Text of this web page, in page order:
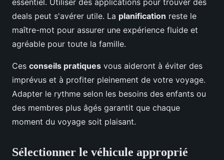
deals peut s'avérer utile. La planification reste le
maître-mot pour assurer une expérience fluide et
agréable pour toute la famille.
Ces conseils pratiques vous aideront à éviter des
imprévus et à profiter pleinement de votre voyage.
Adapter le rythme selon les besoins des enfants ou
des membres plus âgés garantit que chaque
moment du voyage soit plaisant.
Sélectionner le véhicule approprié